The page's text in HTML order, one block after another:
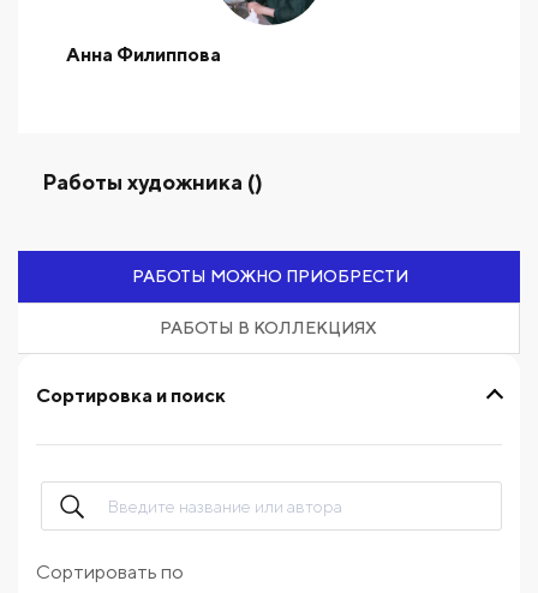
Анна Филиппова
Работы художника ()
РАБОТЫ МОЖНО ПРИОБРЕСТИ
РАБОТЫ В КОЛЛЕКЦИЯХ
Сортировка и поиск
Сортировать по